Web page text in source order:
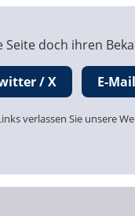
Seite doch ihren
/ X E-Mail
verlassen Sie unsere